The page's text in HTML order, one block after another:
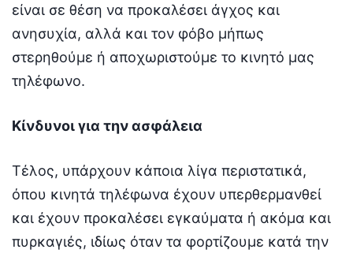
είναι σε θέση να προκαλέσει άγχος και
ανησυχία, αλλά και τον φόβο μήπως
στερηθούμε ή αποχωριστούμε το κινητό μας
τηλέφωνο.
Κίνδυνοι για την ασφάλεια
Τέλος, υπάρχουν κάποια λίγα περιστατικά,
όπου κινητά τηλέφωνα έχουν υπερθερμανθεί
και έχουν προκαλέσει εγκαύματα ή ακόμα και
πυρκαγιές, ιδίως όταν τα φορτίζουμε κατά την